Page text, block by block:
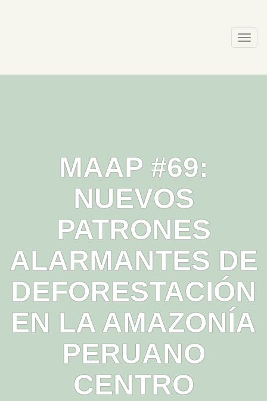
MAAP #69:
NUEVOS
PATRONES
ALARMANTES DE
DEFORESTACIÓN
EN LA AMAZONÍA
PERUANO
CENTRO